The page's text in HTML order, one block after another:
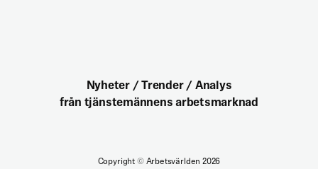
Nyheter / Trender / Analys
från tjänstemännens arbetsmarknad
Copyright ©Arbetsvärlden 2026